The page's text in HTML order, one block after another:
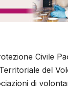
Civile
del
di